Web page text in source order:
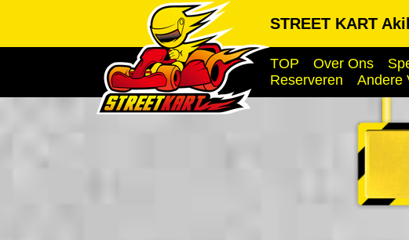
STREET KART
TOP Over Ons
Reserveren
Andere